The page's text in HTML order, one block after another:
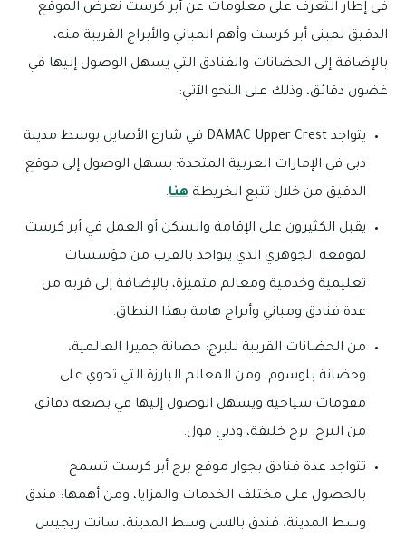
في إطار التعرف على معلومات عن أبر كرست نعرض الموقع
الدقيق لمبنى أبر كرست وأهم المباني والأبراج القريبة منه،
بالإضافة إلى الحضانات والفنادق التي يسهل الوصول إليها في
غضون دقائق، وذلك على النحو الآتي:
يتواجد DAMAC Upper Crest في شارع الأصايل بوسط مدينة
دبي في الإمارات العربية المتحدة؛ يسهل الوصول إلى موقع
الدقيق من خلال تتبع الخريطة هنا.
يقبل الكثيرون على الإقامة والسكن أو العمل في أبر كرست
لموقعه الجوهري الذي يتواجد بالقرب من مؤسسات
تعليمية وخدمية ومعالم متميزة، بالإضافة إلى قربه من
عدة فنادق ومباني وأبراج هامة بهذا النطاق.
من الحضانات القريبة للبرج: حضانة جميرا العالمية،
وحضانة بلوسوم، ومن المعالم البارزة التي تحوي على
مقومات سياحية ويسهل الوصول إليها في بضعة دقائق
من البرج: برج خليفة، ودبي مول.
تتواجد عدة فنادق بجوار موقع برج أبر كرست تسمح
بالحصول على مختلف الخدمات والمزايا، ومن أهمها: فندق
وسط المدينة، فندق بالاس وسط المدينة، سانت ريجيس